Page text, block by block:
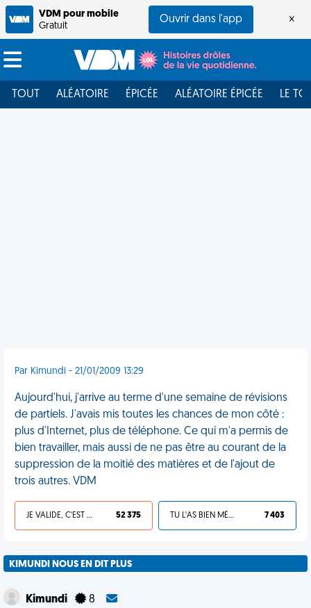
VDM pour mobile
Gratuit
Ouvrir dans l'app ×
TOUT ALÉATOIRE ÉPICÉE ALÉATOIRE ÉPICÉE LE
Par Kimundi - 21/01/2009 13:29
Aujourd'hui, j'arrive au terme d'une semaine de révisions
de partiels. J'avais mis toutes les chances de mon côté :
plus d'Internet, plus de téléphone. Ce qui m'a permis de
bien travailler, mais aussi de ne pas être au courant de la
suppression de la moitié des matières et de l'ajout de
trois autres. VDM
JE VALIDE, C'EST UNE VDM 52 375 TU L'AS BIEN MÉRITÉ 7 403
KIMUNDI NOUS EN DIT PLUS
Kimundi 8